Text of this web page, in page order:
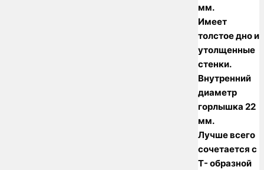
мм.
Имеет
толстое дно и
утолщенные
стенки.
Внутренний
диаметр
горлышка 22
мм.
Лучше всего
сочетается с
Т- образной